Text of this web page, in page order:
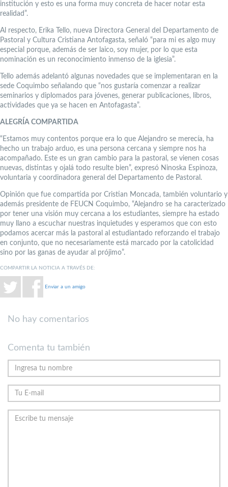
institución y esto es una forma muy concreta de hacer notar esta
realidad”.
Al respecto, Erika Tello, nueva Directora General del Departamento de
Pastoral y Cultura Cristiana Antofagasta, señaló “para mi es algo muy
especial porque, además de ser laico, soy mujer, por lo que esta
nominación es un reconocimiento inmenso de la iglesia”.
Tello además adelantó algunas novedades que se implementaran en la
sede Coquimbo señalando que “nos gustaría comenzar a realizar
seminarios y diplomados para jóvenes, generar publicaciones, libros,
actividades que ya se hacen en Antofagasta”.
ALEGRÍA COMPARTIDA
“Estamos muy contentos porque era lo que Alejandro se merecía, ha
hecho un trabajo arduo, es una persona cercana y siempre nos ha
acompañado. Este es un gran cambio para la pastoral, se vienen cosas
nuevas, distintas y ojalá todo resulte bien”, expresó Ninoska Espinoza,
voluntaria y coordinadora general del Departamento de Pastoral.
Opinión que fue compartida por Cristian Moncada, también voluntario y
además presidente de FEUCN Coquimbo, “Alejandro se ha caracterizado
por tener una visión muy cercana a los estudiantes, siempre ha estado
muy llano a escuchar nuestras inquietudes y esperamos que con esto
podamos acercar más la pastoral al estudiantado reforzando el trabajo
en conjunto, que no necesariamente está marcado por la catolicidad
sino por las ganas de ayudar al prójimo”.
COMPARTIR LA NOTICIA A TRAVÉS DE:
Enviar a un amigo
No hay comentarios
Comenta tu también